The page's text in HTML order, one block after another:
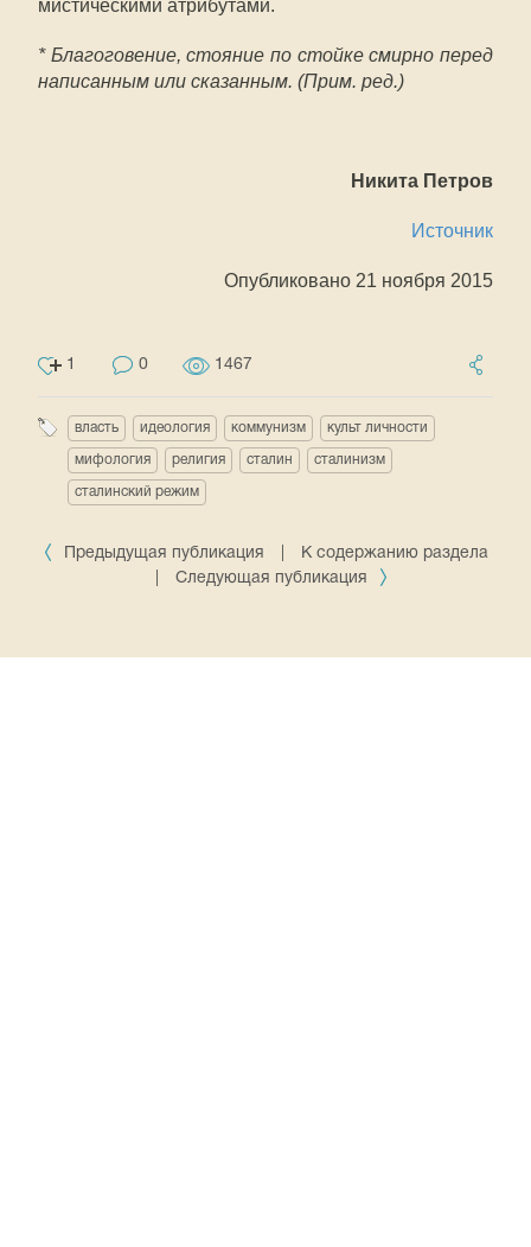
мистическими атрибутами.
* Благоговение, стояние по стойке смирно перед
написанным или сказанным. (Прим. ред.)
Никита Петров
Источник
Опубликовано 21 ноября 2015
1 0 1467
власть идеология коммунизм культ личности
мифология религия сталин сталинизм
сталинский режим
Предыдущая публикация
К содержанию раздела
Следующая публикация